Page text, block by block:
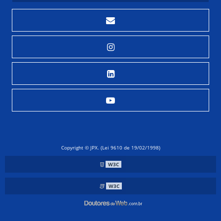
COMO FUNCIONAM OS PERMUTADORES DE CALOR
COMO REALIZAR A MANUTENÇÃO EM VASOS DE PRESSÃO DE
COMO REALIZAR A REFORMA DE TROCADORES DE CALOR DE
FORMA EFICIENTE
COMO REALIZAR O DIMENSIONAMENTO DE VASOS DE PRESSÃO
DE FORMA EFICIENTE
CONDENSADOR DE TURBINA A VAPOR COMO SOLUÇÃO
EFICIENTE PARA OTIMIZAÇÃO ENERGÉTICA
CONDENSADOR DE VAPOR INDUSTRIAL COMO SOLUÇÃO
EFICIENTE PARA O SEU NEGÓCIO
CONDENSADOR DE VAPOR INDUSTRIAL E SUAS APLICAÇÕES
CONDENSADOR DE VAPOR INDUSTRIAL: A SOLUÇÃO ESSENCIAL
Copyright © JPX. (Lei 9610 de 19/02/1998)
W3C
W3C